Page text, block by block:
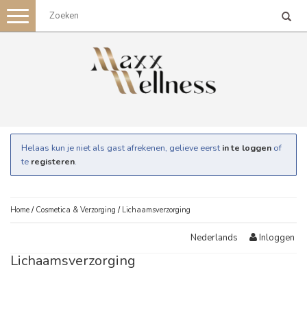
Toggle
navigation
Helaas kun je niet als gast afrekenen, gelieve eerst in te loggen of
te registeren.
Home / Cosmetica & Verzorging / Lichaamsverzorging
Nederlands Inloggen
Lichaamsverzorging